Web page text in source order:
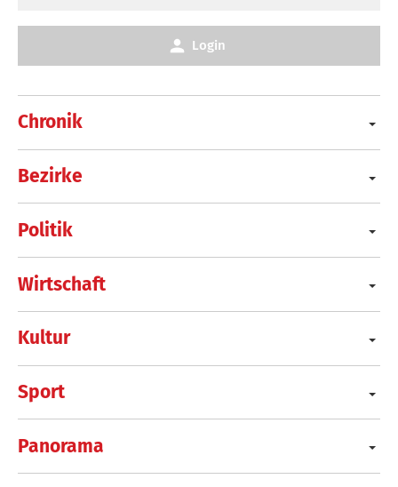
Chronik
Bezirke
Politik
Wirtschaft
Kultur
Sport
Panorama
Login